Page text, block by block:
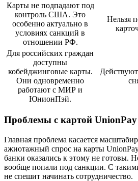
Карты не подпадают под
контроль США. Это
особенно актуально в
условиях санкций в
отношении РФ.
Нельзя
Для российских граждан
доступны
кобейджинговые карты.
Они одновременно
работают с МИР и
ЮнионПэй.
Проблемы с картой UnionPay
Главная проблема касается
ажиотажный спрос на карты
банки оказались к этому не готовы.
вообще попали под санкции. С
не спешит начинать сотрудничество.